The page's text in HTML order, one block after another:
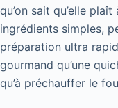
qu’on sait qu’elle
ingrédients simples,
préparation ultra
gourmand qu’une
qu’à préchauffer le